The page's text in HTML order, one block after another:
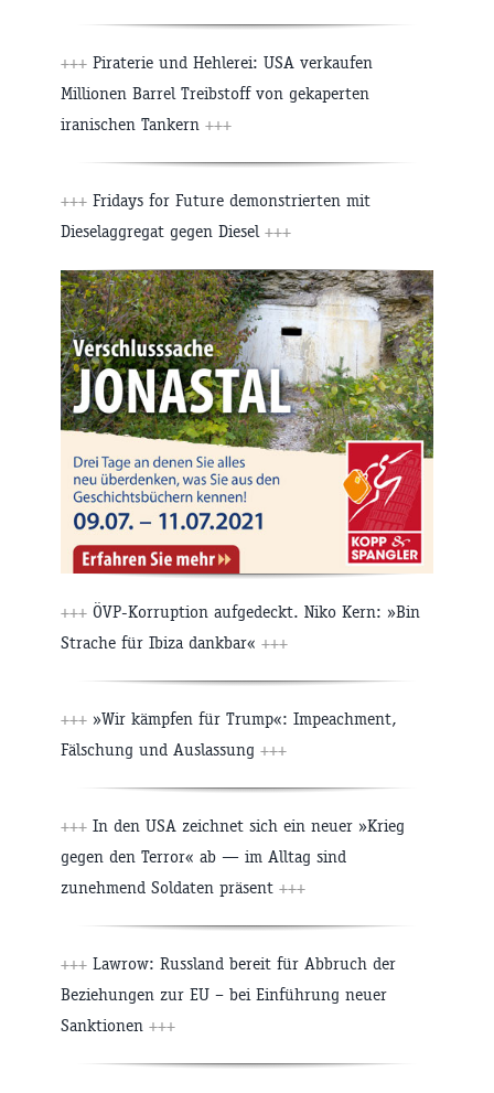
+++ Piraterie und Hehlerei: USA verkaufen
Millionen Barrel Treibstoff von gekaperten
iranischen Tankern +++
+++ Fridays for Future demonstrierten mit
Dieselaggregat gegen Diesel +++
+++ ÖVP-Korruption aufgedeckt. Niko Kern: »Bin
Strache für Ibiza dankbar« +++
+++ »Wir kämpfen für Trump«: Impeachment,
Fälschung und Auslassung +++
+++ In den USA zeichnet sich ein neuer »Krieg
gegen den Terror« ab — im Alltag sind
zunehmend Soldaten präsent +++
+++ Lawrow: Russland bereit für Abbruch der
Beziehungen zur EU – bei Einführung neuer
Sanktionen +++